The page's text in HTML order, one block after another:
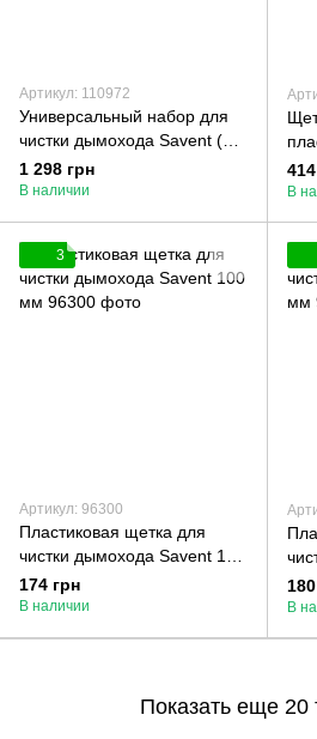
Артикул: 110972
Универсальный набор для
чистки дымохода Savent (1
м * 6 шт. + щетка 400 мм)
1 298 грн
В наличии В
3
Артикул: 96300
Пластиковая щетка для
чистки дымохода Savent 100
мм
174 грн
В наличии
мм
В
Показать еще 20